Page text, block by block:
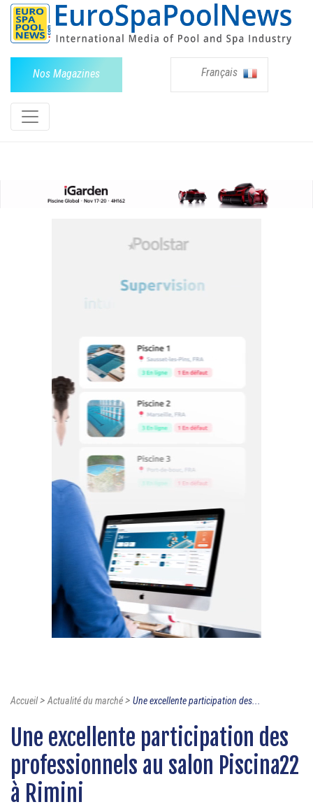
Nos Magazines Français
Accueil>Actualité du marché> Une excellente participation des...
Une excellente participation des
professionnels au salon Piscina22
à Rimini